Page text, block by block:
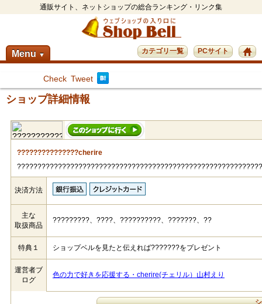
通販サイト、ネットショップの総合ランキング・リンク集
Menu ▼ PCサイト
カテゴリ一覧
Check Tweet
ショップ詳細情報
???????????????cherire
決済方法
主な
取扱商品
?????????、????、??????????、???????、??
特典１ ショップベルを見たと伝えれば???????をプレゼント
運営者ブ
ログ
色の力で好きを応援する・cherire(チェリル）山村えり